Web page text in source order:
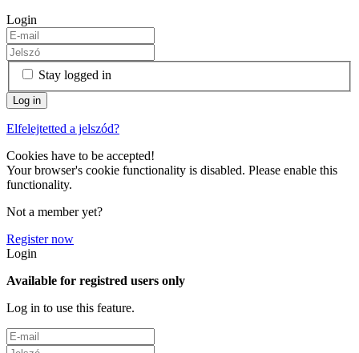
Login
Stay logged in
Elfelejtetted a jelszód?
Cookies have to be accepted!
Your browser's cookie functionality is disabled. Please enable this
functionality.
Not a member yet?
Register now
Login
Available for registred users only
Log in to use this feature.